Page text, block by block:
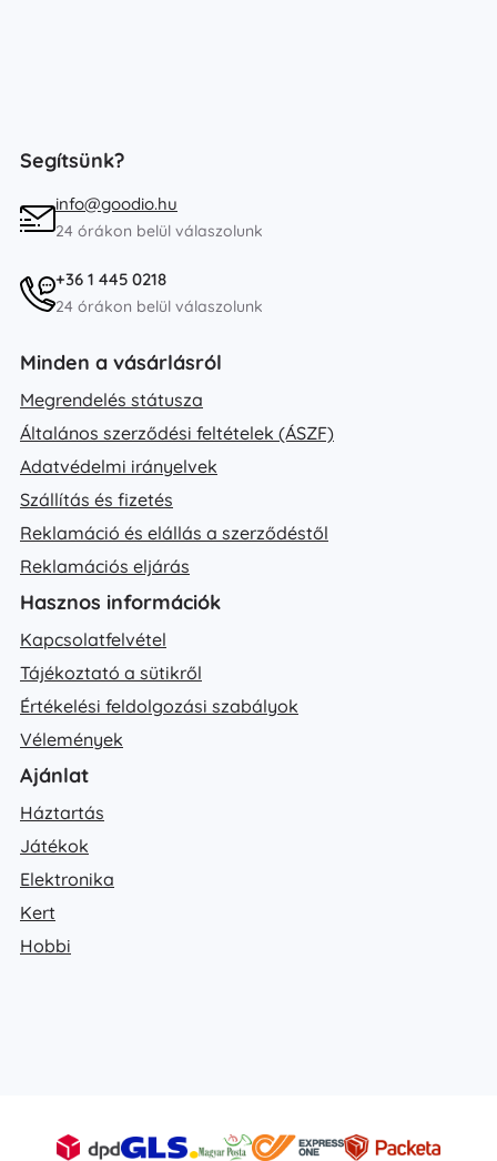
Segítsünk?
info@goodio.hu
24 órákon belül válaszolunk
+36 1 445 0218
24 órákon belül válaszolunk
Minden a vásárlásról
Megrendelés státusza
Általános szerződési feltételek (ÁSZF)
Adatvédelmi irányelvek
Szállítás és fizetés
Reklamáció és elállás a szerződéstől
Reklamációs eljárás
Hasznos információk
Kapcsolatfelvétel
Tájékoztató a sütikről
Értékelési feldolgozási szabályok
Vélemények
Ajánlat
Háztartás
Játékok
Elektronika
Kert
Hobbi